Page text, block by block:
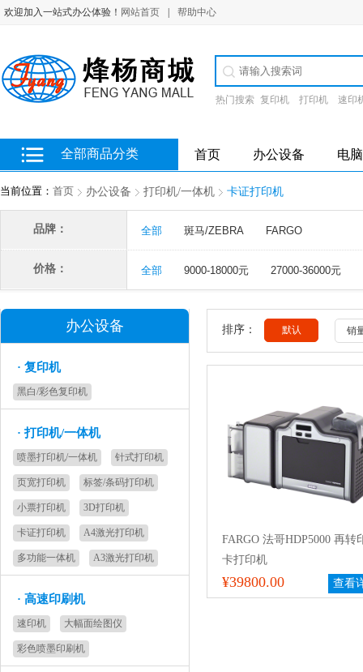
欢迎加入一站式办公体验！ 网站首页 帮助中心
热门搜索 复印机 打印机 速印
全部商品分类 首页 办公设备 电
当前位置： 首页 办公设备 打印机/一体机 卡证打印机
品牌： 全部 斑马/ZEBRA FARGO
多选
价格： 全部 9000-18000元 27000-36000元
办公设备
· 复印机
黑白/彩色复印机
·打印机/一体机
喷墨打印机/一体机 针式打印机
页宽打印机 标签/条码打印机
小票打印机 3D打印机
卡证打印机 A4激光打印机
多功能一体机 A3激光打印机
· 高速印刷机
速印机 大幅面绘图仪
彩色喷墨印刷机
排序： 默认 销
FARGO 法哥HDP5000 再转
卡打印机
¥39800.00 查看